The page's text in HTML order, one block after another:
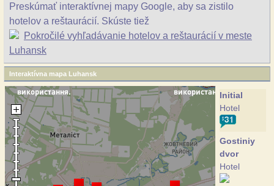
Preskúmať interaktívnej mapy Google, aby sa zistilo
hotelov a reštaurácií. Skúste tiež
Pokročilé vyhľadávanie hotelov a reštaurácií v meste
Luhansk
Interaktívna mapa Luhansk
Initial
Hotel
Gostiniy
dvor
Hotel